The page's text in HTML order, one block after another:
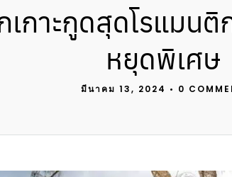
กาะกูดสุดโรแมน
หยุดพิเศษ
มีนาคม 13, 2024 • 0